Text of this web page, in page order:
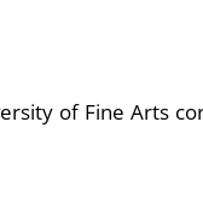
of Fine Arts